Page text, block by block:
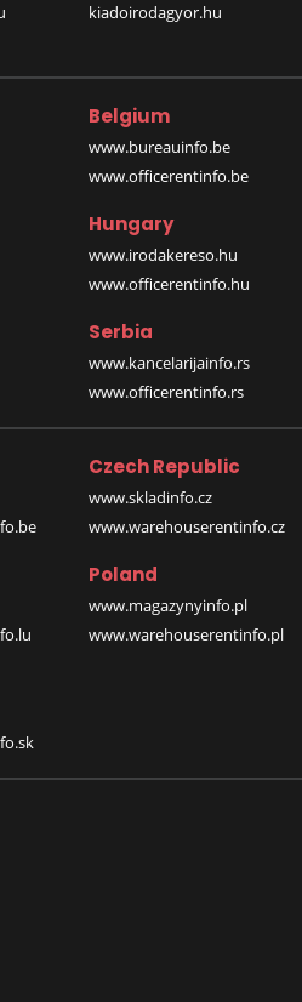
kiadoirodagyor.hu
Belgium
www.bureauinfo.be
www.officerentinfo.be
Hungary
www.irodakereso.hu
www.officerentinfo.hu
Serbia
www.kancelarijainfo.rs
www.officerentinfo.rs
Czech Republic
www.skladinfo.cz
www.warehouserentinfo.cz
Poland
www.magazynyinfo.pl
www.warehouserentinfo.pl